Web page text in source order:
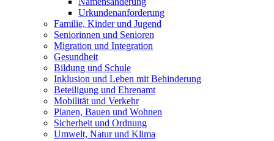
Urkundenanforderung
Familie, Kinder und Jugend
Seniorinnen und Senioren
Migration und Integration
Gesundheit
Bildung und Schule
Inklusion und Leben mit Behinderung
Beteiligung und Ehrenamt
Mobilität und Verkehr
Planen, Bauen und Wohnen
Sicherheit und Ordnung
Umwelt, Natur und Klima